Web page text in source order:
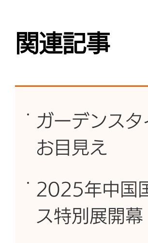
関連記事
ガーデンス
お目見え
2025年中国
ス特別展開幕